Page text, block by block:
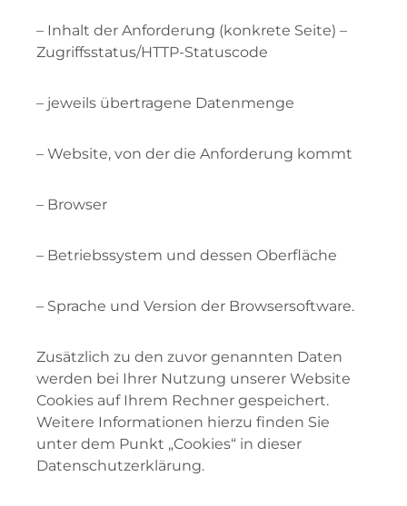
– Inhalt der Anforderung (konkrete Seite) –
Zugriffsstatus/HTTP-Statuscode
– jeweils übertragene Datenmenge
– Website, von der die Anforderung kommt
– Browser
– Betriebssystem und dessen Oberfläche
– Sprache und Version der Browsersoftware.
Zusätzlich zu den zuvor genannten Daten
werden bei Ihrer Nutzung unserer Website
Cookies auf Ihrem Rechner gespeichert.
Weitere Informationen hierzu finden Sie
unter dem Punkt „Cookies“ in dieser
Datenschutzerklärung.